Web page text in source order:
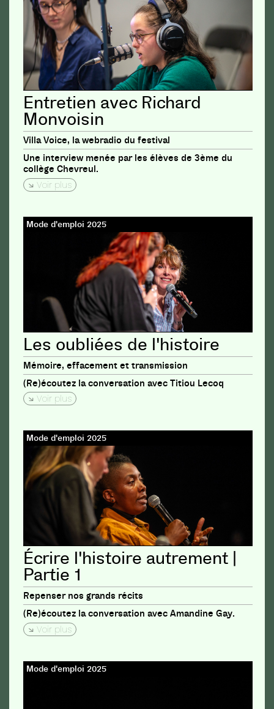
Entretien avec Richard
Monvoisin
Villa Voice, la webradio du festival
Une interview menée par les élèves de 3ème du
collège Chevreul.
Voir plus
Mode d'emploi 2025
Les oubliées de l'histoire
Mémoire, effacement et transmission
(Re)écoutez la conversation avec Titiou Lecoq
Voir plus
Mode d'emploi 2025
Écrire l'histoire autrement |
Partie 1
Repenser nos grands récits
(Re)écoutez la conversation avec Amandine Gay.
Voir plus
Mode d'emploi 2025